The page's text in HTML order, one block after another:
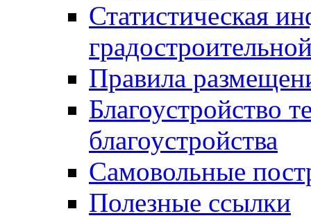
Статистическая
Правила
Благоустройство
благоустройства
Самовольные
Полезные ссылки